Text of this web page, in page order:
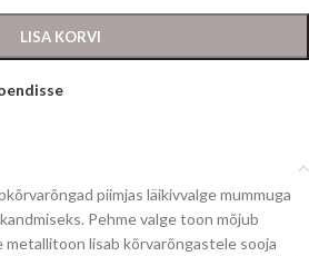
LISA KORVI
piimjas läikivvalge mummuga
Pehme valge toon mõjub
lisab kõrvarõngastele sooja